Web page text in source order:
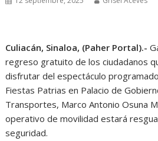
Culiacán, Sinaloa, (Paher Portal).-
regreso gratuito de los ciudadanos
disfrutar del espectáculo
Fiestas Patrias en Palacio de
Transportes, Marco Antonio Osuna
operativo de movilidad estará
seguridad.